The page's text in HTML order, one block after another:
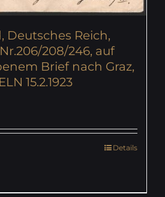
Deutsches Reich,
208/246, auf
Brief nach Graz,
15.2.1923
Details